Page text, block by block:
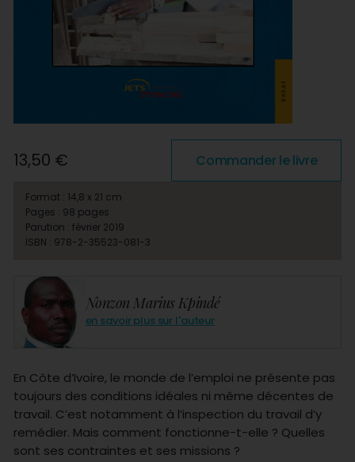
Nonzon Marius Kpindé
en savoir plus sur l'auteur
En Côte d’Ivoire, le monde de l’emploi ne présente pas
toujours des conditions idéales ni même décentes de
travail. C’est notamment à l’inspection du travail d’y
remédier. Mais comment fonctionne-t-elle ? Quelles
sont ses contraintes et ses missions ?
13,50 € Commander le livre
Format : 14,8 x 21 cm
Pages : 98 pages
Parution : février 2019
ISBN : 978-2-35523-081-3